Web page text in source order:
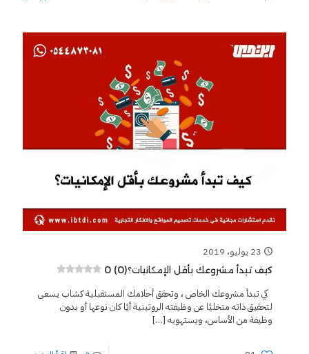
23 يوليو، 2019
كيف تبدأ مشروعك بأقل الإمكانيات؟0 (0)
كي تبدأ مشروعك الخاص ، وتحقق أحلامك المستقبلية كشاب يسعى
لتحقيق ذاته متخليًا عن وظيفته الروتينية أيًا كان نوعها أو بدون
وظيفة من الأساس، ويستهويه […]